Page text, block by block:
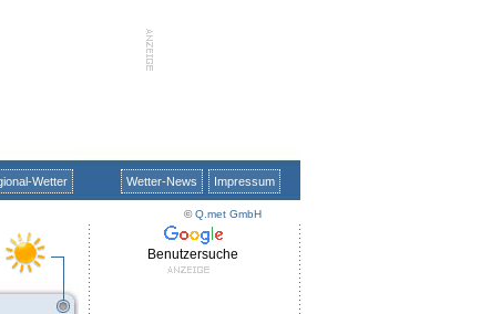
Wetter Wetter-News Impressum
©Q.met GmbH
Benutzersuche